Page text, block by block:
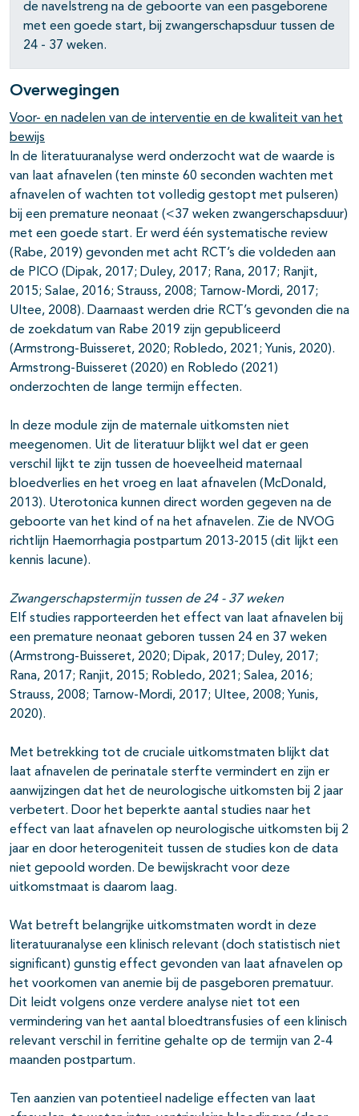
open- en dichtklappen
de navelstreng na de geboorte van een pasgeborene
met een goede start, bij zwangerschapsduur tussen de
24 - 37 weken.
Overwegingen
Voor- en nadelen van de interventie en de kwaliteit van het
bewijs
In de literatuuranalyse werd onderzocht wat de waarde is
van laat afnavelen (ten minste 60 seconden wachten met
afnavelen of wachten tot volledig gestopt met pulseren)
bij een premature neonaat (<37 weken zwangerschapsduur)
met een goede start. Er werd één systematische review
(Rabe, 2019) gevonden met acht RCT’s die voldeden aan
de PICO (Dipak, 2017; Duley, 2017; Rana, 2017; Ranjit,
2015; Salae, 2016; Strauss, 2008; Tarnow-Mordi, 2017;
Ultee, 2008). Daarnaast werden drie RCT’s gevonden die na
de zoekdatum van Rabe 2019 zijn gepubliceerd
(Armstrong-Buisseret, 2020; Robledo, 2021; Yunis, 2020).
Armstrong-Buisseret (2020) en Robledo (2021)
onderzochten de lange termijn effecten.
In deze module zijn de maternale uitkomsten niet
meegenomen. Uit de literatuur blijkt wel dat er geen
verschil lijkt te zijn tussen de hoeveelheid maternaal
bloedverlies en het vroeg en laat afnavelen (McDonald,
2013). Uterotonica kunnen direct worden gegeven na de
geboorte van het kind of na het afnavelen. Zie de NVOG
richtlijn Haemorrhagia postpartum 2013-2015 (dit lijkt een
kennis lacune).
Zwangerschapstermijn tussen de 24 - 37 weken
Elf studies rapporteerden het effect van laat afnavelen bij
een premature neonaat geboren tussen 24 en 37 weken
(Armstrong-Buisseret, 2020; Dipak, 2017; Duley, 2017;
Rana, 2017; Ranjit, 2015; Robledo, 2021; Salea, 2016;
Strauss, 2008; Tarnow-Mordi, 2017; Ultee, 2008; Yunis,
2020).
Met betrekking tot de cruciale uitkomstmaten blijkt dat
laat afnavelen de perinatale sterfte vermindert en zijn er
aanwijzingen dat het de neurologische uitkomsten bij 2 jaar
verbetert. Door het beperkte aantal studies naar het
effect van laat afnavelen op neurologische uitkomsten bij 2
jaar en door heterogeniteit tussen de studies kon de data
niet gepoold worden. De bewijskracht voor deze
uitkomstmaat is daarom laag.
Wat betreft belangrijke uitkomstmaten wordt in deze
literatuuranalyse een klinisch relevant (doch statistisch niet
significant) gunstig effect gevonden van laat afnavelen op
het voorkomen van anemie bij de pasgeboren prematuur.
Dit leidt volgens onze verdere analyse niet tot een
vermindering van het aantal bloedtransfusies of een klinisch
relevant verschil in ferritine gehalte op de termijn van 2-4
maanden postpartum.
Ten aanzien van potentieel nadelige effecten van laat